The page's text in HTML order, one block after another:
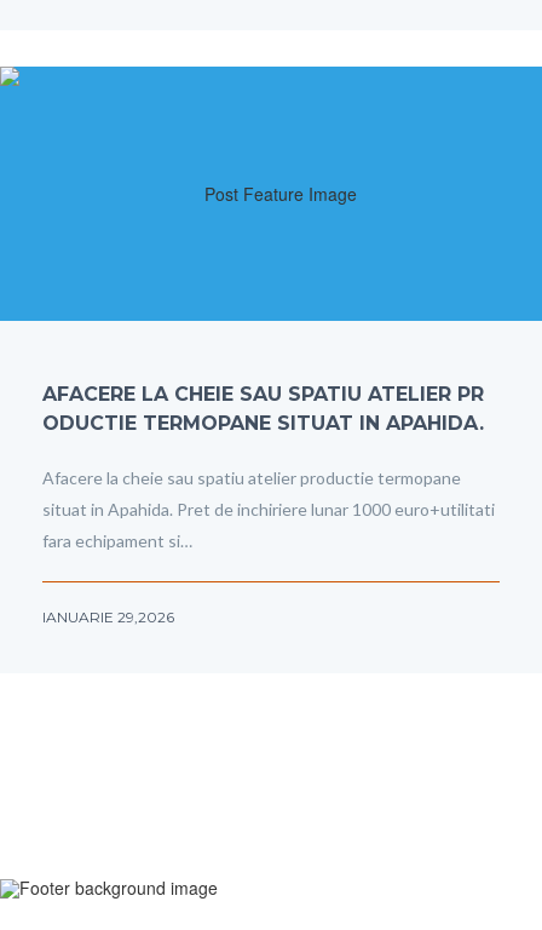
AFACERE LA CHEIE SAU SPATIU ATELIER PR
ODUCTIE TERMOPANE SITUAT IN APAHIDA.
Afacere la cheie sau spatiu atelier productie termopane
situat in Apahida. Pret de inchiriere lunar 1000 euro+utilitati
fara echipament si…
IANUARIE 29,2026